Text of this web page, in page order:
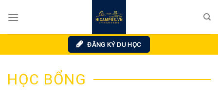
ĐĂNG KÝ DU HỌC
HỌC BỔNG